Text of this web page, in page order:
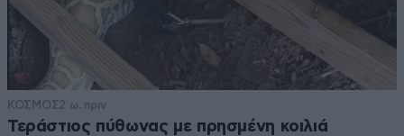
ΚΟΣΜΟΣ2 ω. πριν
Τεράστιος πύθωνας με πρησμένη κοιλιά